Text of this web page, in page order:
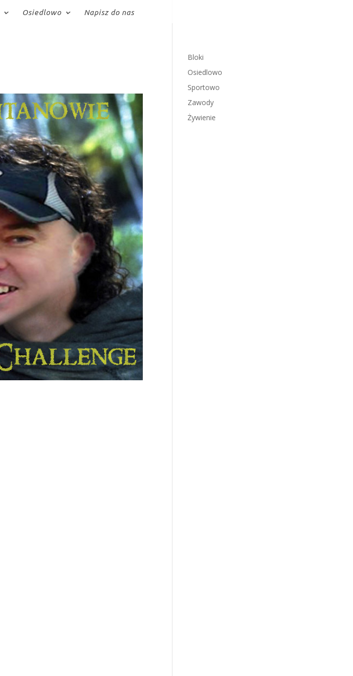
Osiedlowo Napisz do nas
Bloki
Osiedlowo
Sportowo
Zawody
Żywienie